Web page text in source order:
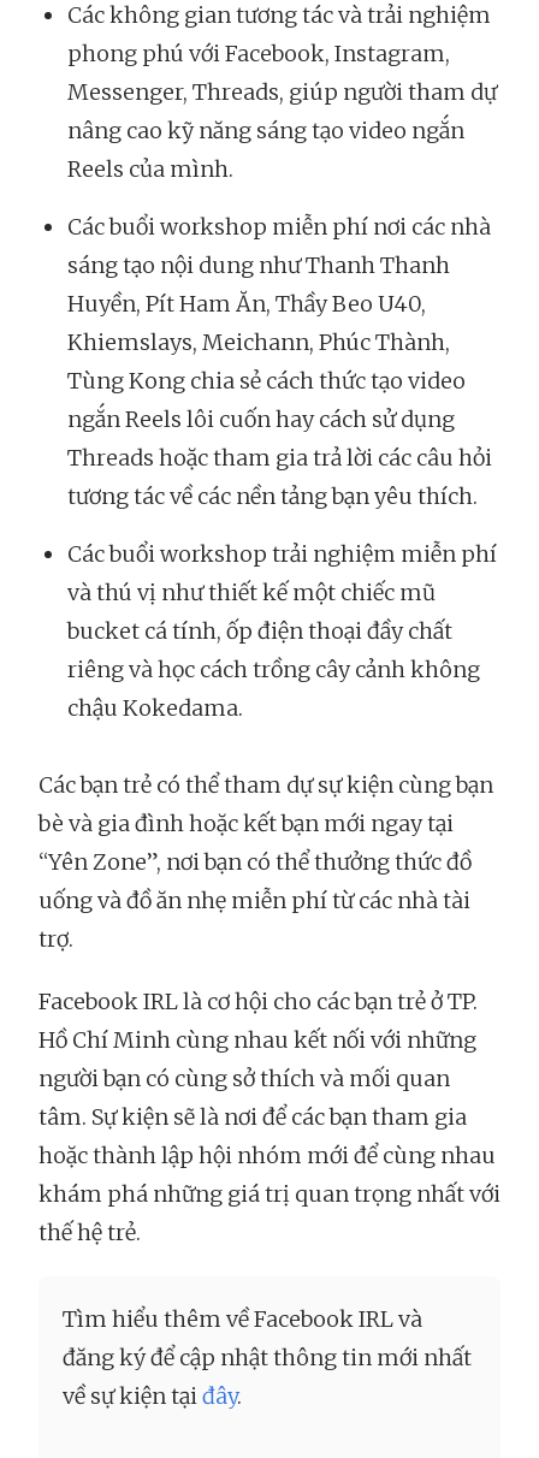
Các không gian tương tác và trải nghiệm
phong phú với Facebook, Instagram,
Messenger, Threads, giúp người tham dự
nâng cao kỹ năng sáng tạo video ngắn
Reels của mình.
Các buổi workshop miễn phí nơi các nhà
sáng tạo nội dung như Thanh Thanh
Huyền, Pít Ham Ăn, Thầy Beo U40,
Khiemslays, Meichann, Phúc Thành,
Tùng Kong chia sẻ cách thức tạo video
ngắn Reels lôi cuốn hay cách sử dụng
Threads hoặc tham gia trả lời các câu hỏi
tương tác về các nền tảng bạn yêu thích.
Các buổi workshop trải nghiệm miễn phí
và thú vị như thiết kế một chiếc mũ
bucket cá tính, ốp điện thoại đầy chất
riêng và học cách trồng cây cảnh không
chậu Kokedama.
Các bạn trẻ có thể tham dự sự kiện cùng bạn
bè và gia đình hoặc kết bạn mới ngay tại
“Yên Zone”, nơi bạn có thể thưởng thức đồ
uống và đồ ăn nhẹ miễn phí từ các nhà tài
trợ.
Facebook IRL là cơ hội cho các bạn trẻ ở TP.
Hồ Chí Minh cùng nhau kết nối với những
người bạn có cùng sở thích và mối quan
tâm. Sự kiện sẽ là nơi để các bạn tham gia
hoặc thành lập hội nhóm mới để cùng nhau
khám phá những giá trị quan trọng nhất với
thế hệ trẻ.
Tìm hiểu thêm về Facebook IRL và
đăng ký để cập nhật thông tin mới nhất
về sự kiện tạiđây.